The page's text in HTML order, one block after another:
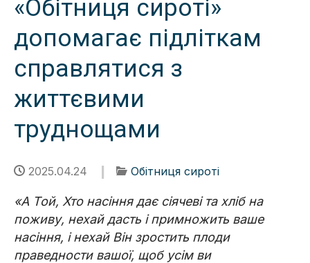
«Обітниця сироті»
допомагає підліткам
справлятися з
життєвими
труднощами
2025.04.24 Обітниця сироті
«А Той, Хто насіння дає сіячеві та хліб на
поживу, нехай дасть і примножить ваше
насіння, і нехай Він зростить плоди
праведности вашої, щоб усім ви